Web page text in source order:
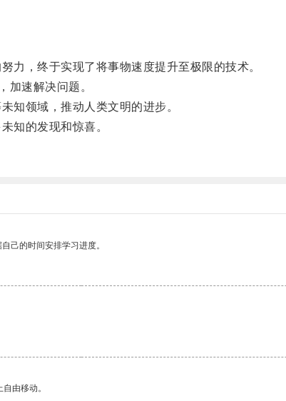
，终于实现了将事物速度提升至极限的技术。
速解决问题。
领域，推动人类文明的进步。
知的发现和惊喜。
己的时间安排学习进度。
由移动。